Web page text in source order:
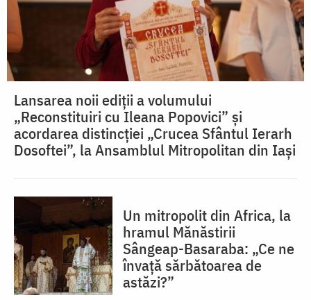
Lansarea noii ediții a volumului
„Reconstituiri cu Ileana Popovici” și
acordarea distincției „Crucea Sfântul Ierarh
Dosoftei”, la Ansamblul Mitropolitan din Iași
Un mitropolit din Africa, la
hramul Mănăstirii
Sângeap-Basaraba: „Ce ne
învață sărbătoarea de
astăzi?”